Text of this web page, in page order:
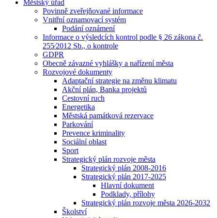
Městský úřad
Povinně zveřejňované informace
Vnitřní oznamovací systém
Podání oznámení
Informace o výsledcích kontrol podle § 26 zákona č.
255⁄2012 Sb., o kontrole
GDPR
Obecně závazné vyhlášky a nařízení města
Rozvojové dokumenty
Adaptační strategie na změnu klimatu
Akční plán, Banka projektů
Cestovní ruch
Energetika
Městská památková rezervace
Parkování
Prevence kriminality
Sociální oblast
Sport
Strategický plán rozvoje města
Strategický plán 2008-2016
Strategický plán 2017-2025
Hlavní dokument
Podklady, přílohy
Strategický plán rozvoje města 2026-2032
Školství